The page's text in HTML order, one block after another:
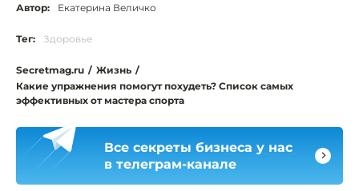
Автор: Екатерина Величко
Тег: Здоровье
Secretmag.ru / Жизнь /
Какие упражнения помогут похудеть? Список самых
эффективных от мастера спорта
Все секреты бизнеса у нас
в телеграм-канале